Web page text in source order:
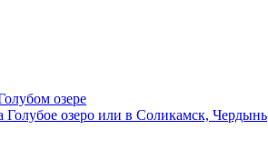
озере
Голубое озеро или в Соликамск, Чердынь